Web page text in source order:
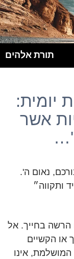
תורת אלהים
יומית:
אשר
נאום ה'.
ותקווה״
הרשה בחייך. אל
או הקשיים
אינו